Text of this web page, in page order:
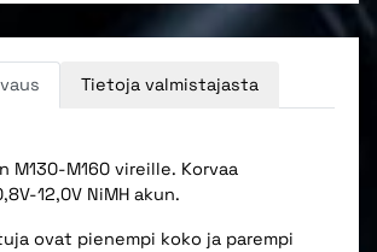
Tietoja valmistajasta
M130-M160 vireille. Korvaa
12,0V NiMH akun.
ovat pienempi koko ja parempi